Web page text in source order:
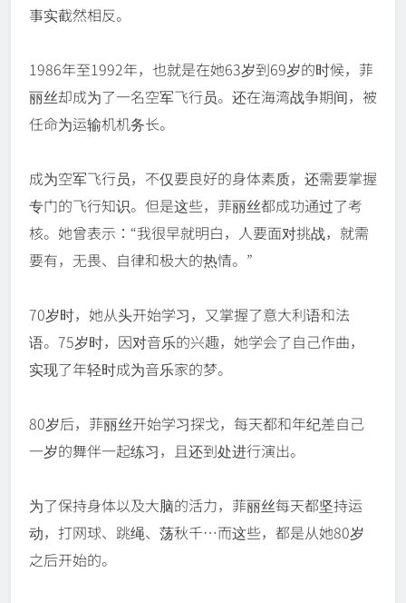
事实截然相反。
1986年至1992年，也就是在她63岁到69岁的时候，菲
丽丝却成为了一名空军飞行员。还在海湾战争期间，被
任命为运输机机务长。
成为空军飞行员，不仅要良好的身体素质，还需要掌握
专门的飞行知识。但是这些，菲丽丝都成功通过了考
核。她曾表示：“我很早就明白，人要面对挑战，就需
要有，无畏、自律和极大的热情。”
70岁时，她从头开始学习，又掌握了意大利语和法
语。75岁时，因对音乐的兴趣，她学会了自己作曲，
实现了年轻时成为音乐家的梦。
80岁后，菲丽丝开始学习探戈，每天都和年纪差自己
一岁的舞伴一起练习，且还到处进行演出。
为了保持身体以及大脑的活力，菲丽丝每天都坚持运
动，打网球、跳绳、荡秋千…而这些，都是从她80岁
之后开始的。